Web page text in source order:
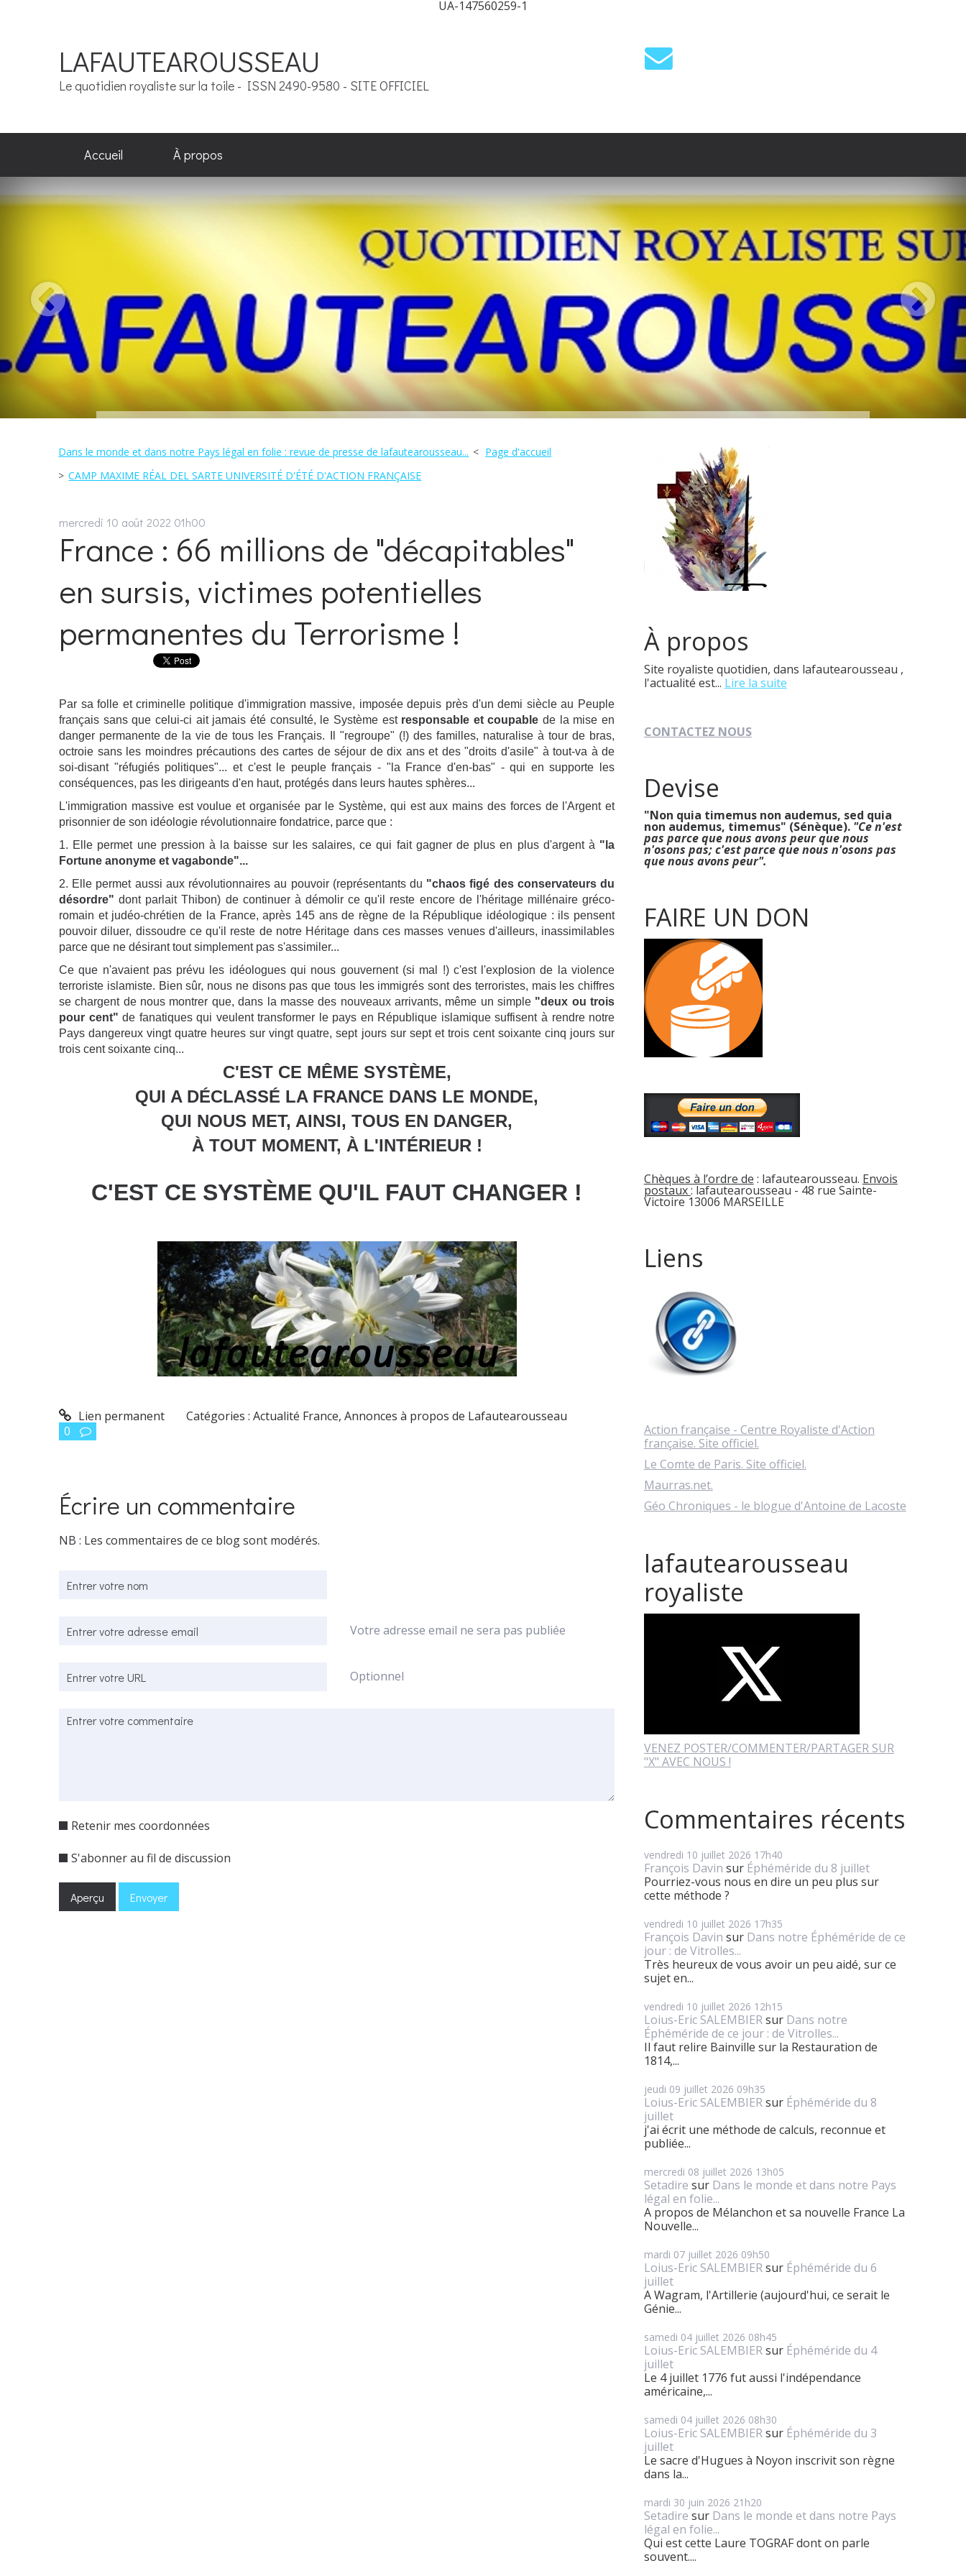
UA-147560259-1
LAFAUTEAROUSSEAU
Le quotidien royaliste sur la toile - ISSN 2490-9580 - SITE OFFICIEL
Accueil À propos
Dans le monde et dans notre Pays légal en folie : revue de presse de lafautearousseau...
Page d'accueil
CAMP MAXIME RÉAL DEL SARTE UNIVERSITÉ D'ÉTÉ D'ACTION FRANÇAISE
mercredi 10 août 2022 01h00
France : 66 millions de "décapitables"
en sursis, victimes potentielles
permanentes du Terrorisme !
Par sa folle et criminelle politique d'immigration massive, imposée depuis près d'un demi siècle au Peuple
français sans que celui-ci ait jamais été consulté, le Système est responsable et coupable de la mise en
danger permanente de la vie de tous les Français. Il "regroupe" (!) des familles, naturalise à tour de bras,
octroie sans les moindres précautions des cartes de séjour de dix ans et des "droits d'asile" à tout-va à de
soi-disant "réfugiés politiques"... et c'est le peuple français - "la France d'en-bas" - qui en supporte les
conséquences, pas les dirigeants d'en haut, protégés dans leurs hautes sphères...
L'immigration massive est voulue et organisée par le Système, qui est aux mains des forces de l'Argent et
prisonnier de son idéologie révolutionnaire fondatrice, parce que :
1. Elle permet une pression à la baisse sur les salaires, ce qui fait gagner de plus en plus d'argent à "la
Fortune anonyme et vagabonde"...
2. Elle permet aussi aux révolutionnaires au pouvoir (représentants du "chaos figé des conservateurs du
désordre"dont parlait Thibon) de continuer à démolir ce qu'il reste encore de l'héritage millénaire gréco-
romain et judéo-chrétien de la France, après 145 ans de règne de la République idéologique : ils pensent
pouvoir diluer, dissoudre ce qu'il reste de notre Héritage dans ces masses venues d'ailleurs, inassimilables
parce que ne désirant tout simplement pas s'assimiler...
Ce que n'avaient pas prévu les idéologues qui nous gouvernent (si mal !) c'est l'explosion de la violence
terroriste islamiste. Bien sûr, nous ne disons pas que tous les immigrés sont des terroristes, mais les chiffres
se chargent de nous montrer que, dans la masse des nouveaux arrivants, même un simple "deux ou trois
pour cent" de fanatiques qui veulent transformer le pays en République islamique suffisent à rendre notre
Pays dangereux vingt quatre heures sur vingt quatre, sept jours sur sept et trois cent soixante cinq jours sur
trois cent soixante cinq...
C'EST CE MÊME SYSTÈME,
QUI A DÉCLASSÉ LA FRANCE DANS LE MONDE,
QUI NOUS MET, AINSI, TOUS EN DANGER,
À TOUT MOMENT, À L'INTÉRIEUR !
C'EST CE SYSTÈME QU'IL FAUT CHANGER !
Lien permanent Catégories :Actualité France,Annonces à propos de Lafautearousseau
0
Écrire un commentaire
NB : Les commentaires de ce blog sont modérés.
Votre adresse email ne sera pas publiée
Optionnel
Retenir mes coordonnées
S'abonner au fil de discussion
À propos
Site royaliste quotidien, dans lafautearousseau ,
l'actualité est... Lire la suite
CONTACTEZ NOUS
Devise
"Non quia timemus non audemus, sed quia
non audemus, timemus" (Sénèque). "Ce n'est
pas parce que nous avons peur que nous
n'osons pas; c'est parce que nous n'osons pas
que nous avons peur".
FAIRE UN DON
Chèques à l’ordre de : lafautearousseau. Envois
postaux: lafautearousseau - 48 rue Sainte-
Victoire 13006 MARSEILLE
Liens
Action française - Centre Royaliste d'Action
française. Site officiel.
Le Comte de Paris. Site officiel.
Maurras.net.
Géo Chroniques - le blogue d'Antoine de Lacoste
lafautearousseau
royaliste
VENEZ POSTER/COMMENTER/PARTAGER SUR
"X" AVEC NOUS !
Commentaires récents
vendredi 10 juillet 2026 17h40
François Davin sur Éphéméride du 8 juillet
Pourriez-vous nous en dire un peu plus sur
cette méthode ?
vendredi 10 juillet 2026 17h35
François Davin sur Dans notre Éphéméride de ce
jour : de Vitrolles...
Très heureux de vous avoir un peu aidé, sur ce
sujet en...
vendredi 10 juillet 2026 12h15
Loius-Eric SALEMBIERsur Dans notre
Éphéméride de ce jour : de Vitrolles...
Il faut relire Bainville sur la Restauration de
1814,...
jeudi 09 juillet 2026 09h35
Loius-Eric SALEMBIERsur Éphéméride du 8
juillet
j'ai écrit une méthode de calculs, reconnue et
publiée...
mercredi 08 juillet 2026 13h05
Setadire sur Dans le monde et dans notre Pays
légal en folie...
A propos de Mélanchon et sa nouvelle France La
Nouvelle...
mardi 07 juillet 2026 09h50
Loius-Eric SALEMBIERsur Éphéméride du 6
juillet
A Wagram, l'Artillerie (aujourd'hui, ce serait le
Génie...
samedi 04 juillet 2026 08h45
Loius-Eric SALEMBIERsur Éphéméride du 4
juillet
Le 4 juillet 1776 fut aussi l'indépendance
américaine,...
samedi 04 juillet 2026 08h30
Loius-Eric SALEMBIERsur Éphéméride du 3
juillet
Le sacre d'Hugues à Noyon inscrivit son règne
dans la...
mardi 30 juin 2026 21h20
Setadire sur Dans le monde et dans notre Pays
légal en folie...
Qui est cette Laure TOGRAF dont on parle
souvent....